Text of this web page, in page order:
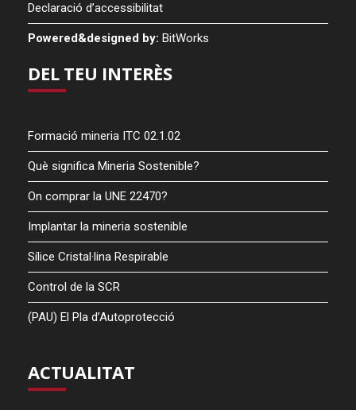
Declaració d’accessibilitat
Powered&designed by: BitWorks
DEL TEU INTERÈS
Formació mineria ITC 02.1.02
Què significa Mineria Sostenible?
On comprar la UNE 22470?
Implantar la mineria sostenible
Sílice Cristal·lina Respirable
Control de la SCR
(PAU) El Pla d’Autoprotecció
ACTUALITAT